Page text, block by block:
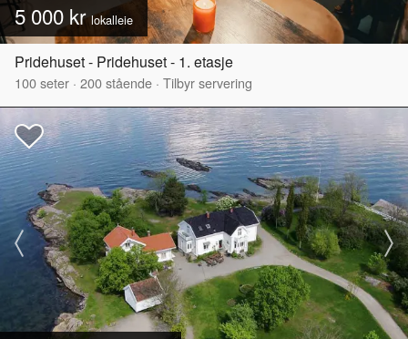
5 000 krlokalleie
Pridehuset - Pridehuset - 1. etasje
100seter · 200stående · Tilbyr servering